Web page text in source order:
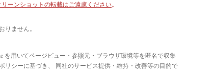
ーンショットの転載はご遠慮ください。
りません。
を用いてページビュー・参照元・ブラウザ環境等を匿名で収集
リシーに基づき、 同社のサービス提供・維持・改善等の目的で